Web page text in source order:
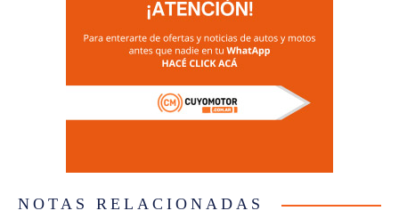
NOTAS RELACIONADAS